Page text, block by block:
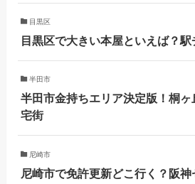
目黒区
目黒区で大きい本屋といえば？
半田市
半田市金持ちエリア決定版！桐
宅街
尼崎市
尼崎市で免許更新どこ行く？阪